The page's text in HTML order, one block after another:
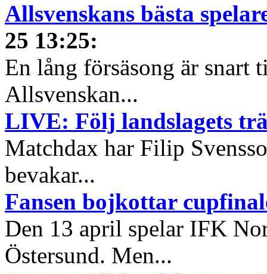
Allsvenskans bästa
25 13:25:
En lång försäsong är snart
Allsvenskan...
LIVE: Följ landslagets
Matchdax har Filip
bevakar...
Fansen bojkottar
Den 13 april spelar IFK
Östersund. Men...